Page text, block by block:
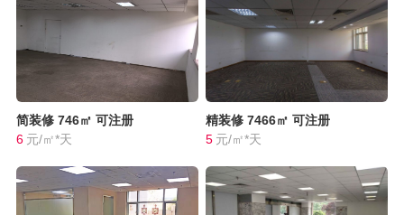
简装修 746㎡ 可注册
6 元/㎡*天
精装修 7466㎡ 可注册
5 元/㎡*天